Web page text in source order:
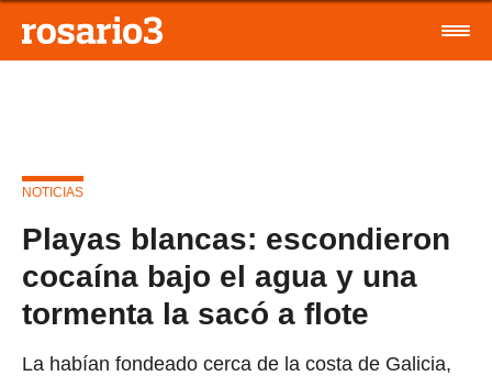
NOTICIAS
Playas blancas: escondieron
cocaína bajo el agua y una
tormenta la sacó a flote
La habían fondeado cerca de la costa de Galicia,